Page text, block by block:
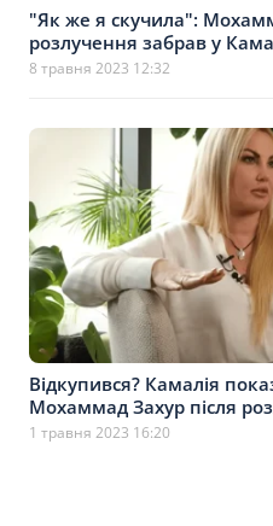
"Як же я скучила":
розлучення забрав у
8 травня 2023 12:32
Відкупився? Камалія
Мохаммад Захур після
1 травня 2023 16:20